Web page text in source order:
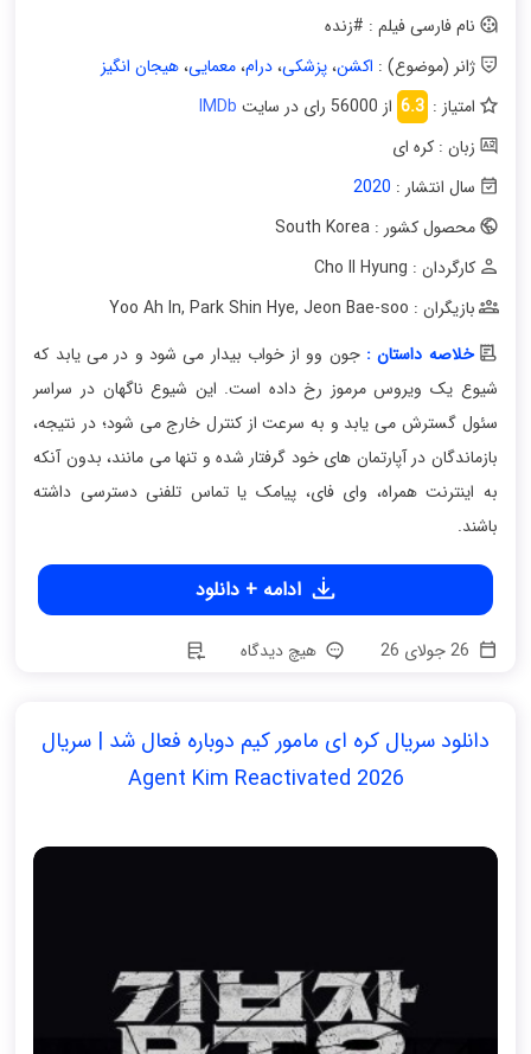
نام فارسی فیلم : #زنده
ژانر (موضوع) : اکشن،پزشکی،درام،معمایی،هیجان انگیز
امتیاز : 6.3 از 56000 رای در سایت
IMDb
زبان : کره ای
سال انتشار : 2020
محصول کشور : South Korea
کارگردان : Cho Il Hyung
بازیگران : Yoo Ah In
, Park Shin Hye, Jeon Bae-soo
خلاصه داستان :جون وو از خواب بیدار می شود و در می یابد که
شیوع یک ویروس مرموز رخ داده است. این شیوع ناگهان در سراسر
سئول گسترش می یابد و به سرعت از کنترل خارج می شود؛ در نتیجه،
بازماندگان در آپارتمان های خود گرفتار شده و تنها می مانند، بدون آنکه
به اینترنت همراه، وای فای، پیامک یا تماس تلفنی دسترسی داشته
باشند.
ادامه + دانلود
هیچ دیدگاه
دانلود سریال کره ای مامور کیم دوباره فعال شد | سریال
Agent Kim Reactivated 2026